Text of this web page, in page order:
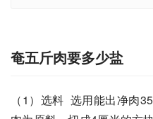
奄五斤肉要多少盐
（1）选料  选用能出净肉